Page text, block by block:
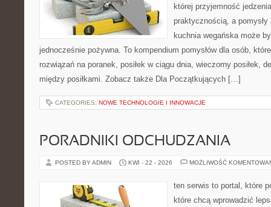
której przyjemność
praktycznością, a
kuchnia wegańska może
jednocześnie pożywna. To kompendium pomysłów dla osób,
rozwiązań na poranek, posiłek w ciągu dnia, wieczorny posiłek,
między posiłkami. Zobacz także Dla Początkujących […]
CATEGORIES: NOWE TECHNOLOGIE I INNOWACJE
PORADNIKI ODCHUDZANIA
POSTED BY ADMIN KWI - 22 - 2026 MOŻLIWOŚĆ
ten serwis to portal, które
które chcą wprowadzić